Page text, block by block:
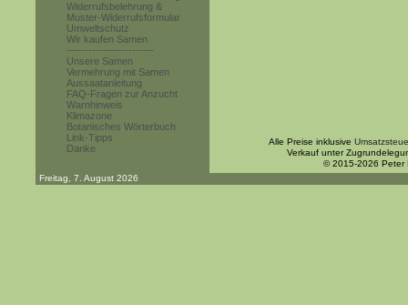
Widerrufsbelehrung &
Muster-Widerrufsformular
Umweltschutz
Wir kaufen Samen
------------------------
Unsere Samen
Vermehrung mit Samen
Aussaatanleitung
FAQ-Fragen zur Anzucht
Warnhinweis
Klimazone
Botanisches Wörterbuch
Link-Tipps
Danke
Alle Preise inklusive
Verkauf unter
© 2015-2026 Peter
Freitag, 7. August 2026